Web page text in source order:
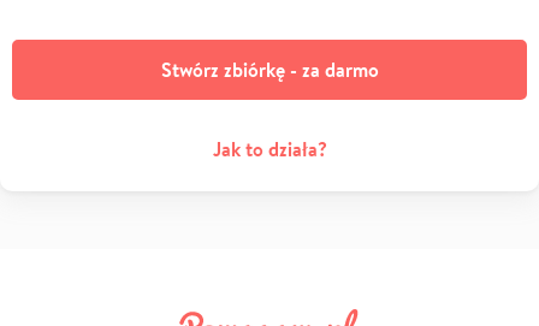
Stwórz zbiórkę - za darmo
Jak to działa?